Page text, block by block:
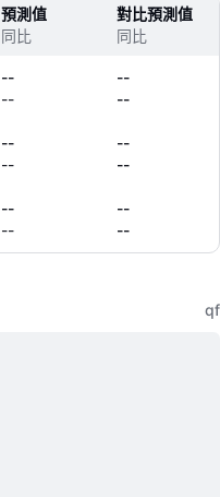
預測值
同比
對比預測值
同比
--
--
--
--
--
--
--
--
--
--
--
--
qf